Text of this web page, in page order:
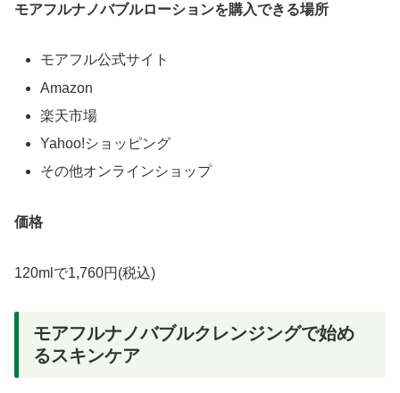
モアフルナノバブルローションを購入できる場所
モアフル公式サイト
Amazon
楽天市場
Yahoo!ショッピング
その他オンラインショップ
価格
120mlで1,760円(税込)
モアフルナノバブルクレンジングで始め
るスキンケア